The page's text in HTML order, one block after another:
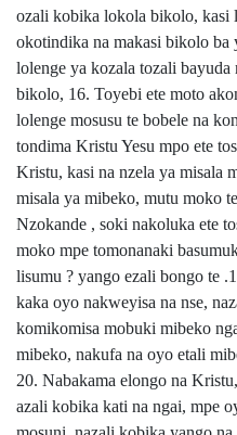
ozali kobika lokola bikolo, kasi
okotindika na makasi bikolo ba
lolenge ya kozala tozali bayuda
bikolo, 16. Toyebi ete moto
lolenge mosusu te bobele na
tondima Kristu Yesu mpo ete
Kristu, kasi na nzela ya misala
misala ya mibeko, mutu moko
Nzokande , soki nakoluka ete
moko mpe tomonanaki
lisumu ? yango ezali bongo te
kaka oyo nakweyisa na nse,
komikomisa mobuki mibeko
mibeko, nakufa na oyo etali
20. Nabakama elongo na
azali kobika kati na ngai, mpe